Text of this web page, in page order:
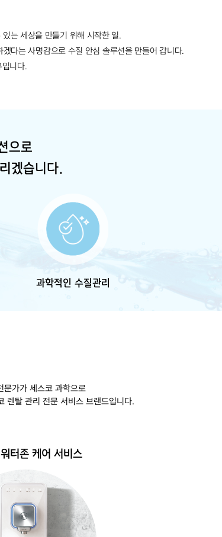
는 세상을 만들기 위해 시작한 일.
다는 사명감으로 수질 안심 솔루션을 만들어 갑니다.
니다.
으로
겠습니다.
과학적인 수질관리
가가 세스코 과학으로
렌탈 관리 전문 서비스 브랜드입니다.
터존 케어 서비스